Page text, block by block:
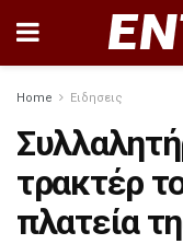
Home Ειδησεις
τρακτέρ
πλατεία